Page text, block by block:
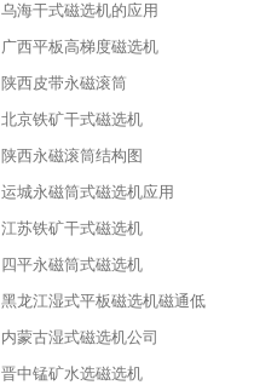
乌海干式磁选机的应用
广西平板高梯度磁选机
陕西皮带永磁滚筒
北京铁矿干式磁选机
陕西永磁滚筒结构图
运城永磁筒式磁选机应用
江苏铁矿干式磁选机
四平永磁筒式磁选机
黑龙江湿式平板磁选机磁通低
内蒙古湿式磁选机公司
晋中锰矿水选磁选机